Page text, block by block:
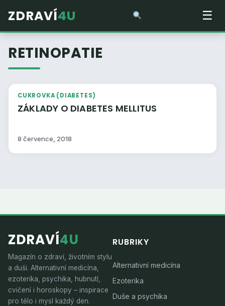
ZDRAVÍ4U ☰
RETINOPATIE
CUKROVKA (DIABETES)
ZÁKLADY O DIABETES MELLITUS
8 července, 2018
ZDRAVÍ4U
Magazín o zdraví, životním stylu
a duši. Alternativní medicína,
ezoterika, psychika, hubnutí,
cvičení i horoskopy – inspirace
pro tělo i mysl každý den.
RUBRIKY
Alternativní medicína
Ezoterika
Duše a psychika